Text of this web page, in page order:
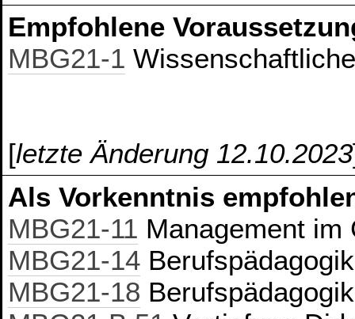
Empfohlene
MBG21-1
[letzte Änderung 12.10.2023
Als Vorkenntnis
MBG21-11 Management im
MBG21-14
MBG21-18